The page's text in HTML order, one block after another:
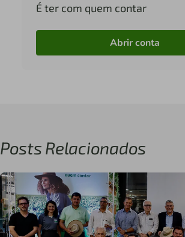
É ter com quem contar
Abrir conta
Posts Relacionados